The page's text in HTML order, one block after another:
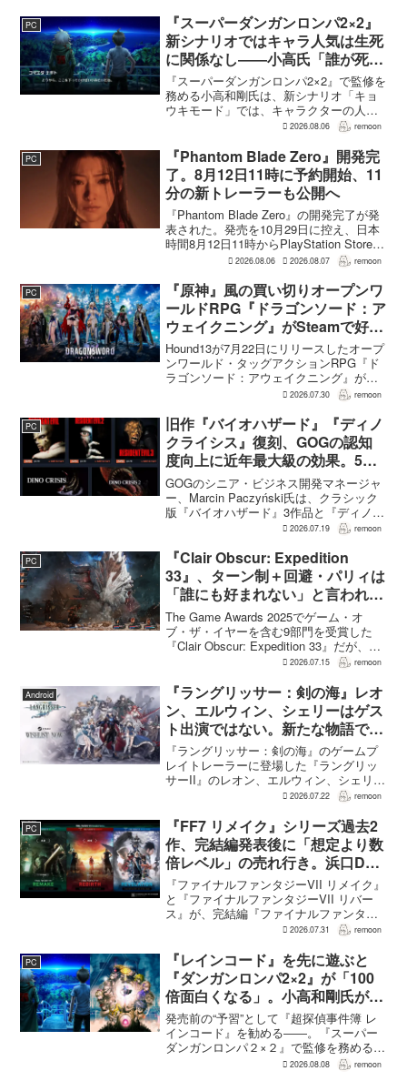
挙動、クールダウン時間、使いやすさが
見直され...
PC
『スーパーダンガンロンパ2×2』
新シナリオではキャラ人気は生死
に関係なし――小高氏「誰が死ん
でもヘイトメールは送らないで」
『スーパーダンガンロンパ2×2』で監修を
務める小高和剛氏は、新シナリオ「キョ
ウキモード」では、キャラクターの人気
にかかわらず退場させるとRPG Siteのイ
作と変わることで、これまで見られなか
った一面がよ...
2026.08.06 remoon
PC
『Phantom Blade Zero』開発完
了。8月12日11時に予約開始、11
分の新トレーラーも公開へ
『Phantom Blade Zero』の開発完了が発
表された。発売を10月29日に控え、日本
時間8月12日11時からPlayStation Store、
Steam、Epic Games Storeで予約受付が
2026.08.06 2026.08.07 remoon
PC
『原神』風の買い切りオープンワ
ールドRPG『ドラゴンソード：ア
ウェイクニング』がSteamで好発
進。価格3,480円、レビュー5,000
件超で約90％好評
Hound13が7月22日にリリースしたオープ
ンワールド・タッグアクションRPG『ド
ラゴンソード：アウェイクニング』が、
Steamで好調なスタートを切った。7月30
ユーザーレビューは5,710件に達し、う...
2026.07.30 remoon
PC
旧作『バイオハザード』『ディノ
クライシス』復刻、GOGの認知
度向上に近年最大級の効果。5作
品は90％超の肯定的評価
GOGのシニア・ビジネス開発マネージャ
ー、Marcin Paczyński氏は、クラシック
版『バイオハザード』3作品と『ディノク
ライシス』2作品の復刻が、近年のGOG
上に認知度向上へ貢献したと語った。現
在...
2026.07.19 remoon
PC
『Clair Obscur: Expedition
33』、ターン制＋回避・パリィは
「誰にも好まれない」と言われて
いた 開発陣は実際に遊んだ面白
さを優先
The Game Awards 2025でゲーム・オ
ブ・ザ・イヤーを含む9部門を受賞した
『Clair Obscur: Expedition 33』だが、タ
ーン制バトルに回避やパリィを組み合わ
い」と何度も言...
2026.07.15 remoon
Android
『ラングリッサー：剣の海』レオ
ン、エルウィン、シェリーはゲス
ト出演ではない。新たな物語で重
要な役割を担う
『ラングリッサー：剣の海』のゲームプ
レイトレーラーに登場した『ラングリッ
サーII』のレオン、エルウィン、シェリー
は、単なるファンサービスやゲスト出演
を担う。ファミ通のメールインタビュー
で本作のプロデューサ...
2026.07.22 remoon
PC
『FF7 リメイク』シリーズ過去2
作、完結編発表後に「想定より数
倍レベル」の売れ行き。浜口Dが
明かす
『ファイナルファンタジーVII リメイク』
と『ファイナルファンタジーVII リバー
ス』が、完結編『ファイナルファンタジ
ーVII リベレーション』の発表後、「我々
ると、シリーズディレクターの浜口直樹
氏がAU...
2026.07.31 remoon
PC
『レインコード』を先に遊ぶと
『ダンガンロンパ2×2』が「100
倍面白くなる」。小高和剛氏がプ
レイをおすすめ
発売前の“予習”として『超探偵事件簿 レ
インコード』を勧める――。『スーパー
ダンガンロンパ２×２』で監修を務める小
高和剛氏が、そんなメッセージをファン
2026.08.08 remoon